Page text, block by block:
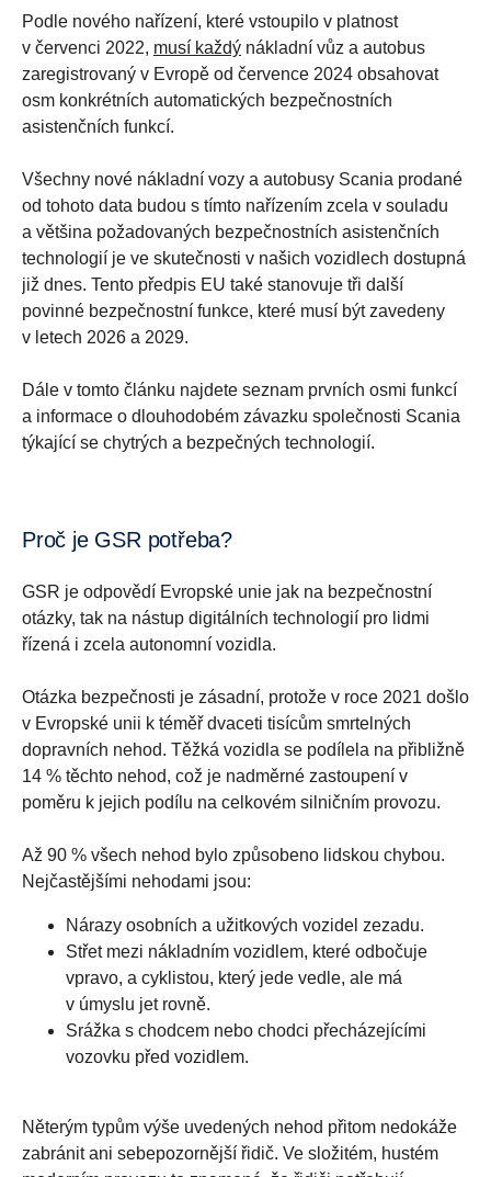
Podle nového nařízení, které vstoupilo v platnost
v červenci 2022, musí každý nákladní vůz a autobus
zaregistrovaný v Evropě od července 2024 obsahovat
osm konkrétních automatických bezpečnostních
asistenčních funkcí.
Všechny nové nákladní vozy a autobusy Scania prodané
od tohoto data budou s tímto nařízením zcela v souladu
a většina požadovaných bezpečnostních asistenčních
technologií je ve skutečnosti v našich vozidlech dostupná
již dnes. Tento předpis EU také stanovuje tři další
povinné bezpečnostní funkce, které musí být zavedeny
v letech 2026 a 2029.
Dále v tomto článku najdete seznam prvních osmi funkcí
a informace o dlouhodobém závazku společnosti Scania
týkající se chytrých a bezpečných technologií.
Proč je GSR potřeba?
GSR je odpovědí Evropské unie jak na bezpečnostní
otázky, tak na nástup digitálních technologií pro lidmi
řízená i zcela autonomní vozidla.
Otázka bezpečnosti je zásadní, protože v roce 2021 došlo
v Evropské unii k téměř dvaceti tisícům smrtelných
dopravních nehod. Těžká vozidla se podílela na přibližně
14 % těchto nehod, což je nadměrné zastoupení v
poměru k jejich podílu na celkovém silničním provozu.
Až 90 % všech nehod bylo způsobeno lidskou chybou.
Nejčastějšími nehodami jsou:
Nárazy osobních a užitkových vozidel zezadu.
Střet mezi nákladním vozidlem, které odbočuje
vpravo, a cyklistou, který jede vedle, ale má
v úmyslu jet rovně.
Srážka s chodcem nebo chodci přecházejícími
vozovku před vozidlem.
Něterým typům výše uvedených nehod přitom nedokáže
zabránit ani sebepozornější řidič. Ve složitém, hustém